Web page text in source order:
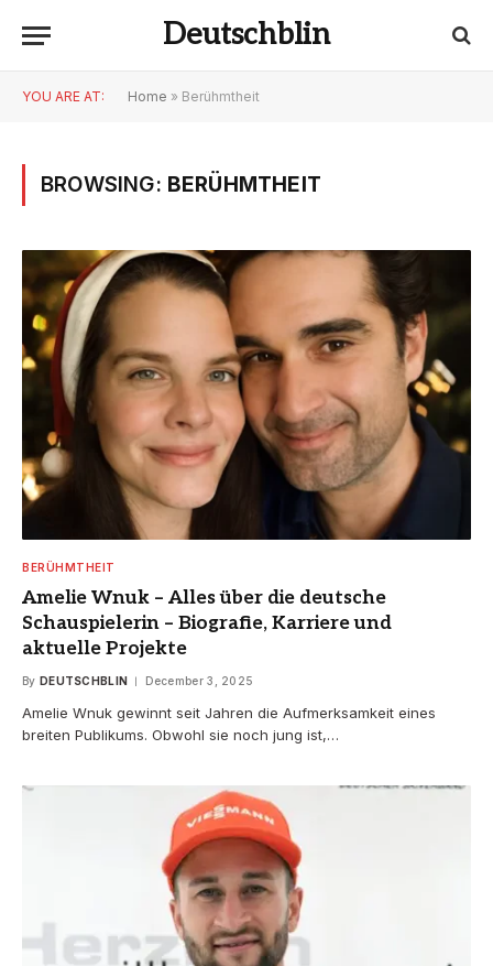
Deutschblin
YOU ARE AT: Home » Berühmtheit
BROWSING: BERÜHMTHEIT
BERÜHMTHEIT
Amelie Wnuk – Alles über die deutsche
Schauspielerin – Biografie, Karriere und
aktuelle Projekte
By DEUTSCHBLIN December 3, 2025
Amelie Wnuk gewinnt seit Jahren die Aufmerksamkeit eines
breiten Publikums. Obwohl sie noch jung ist,…